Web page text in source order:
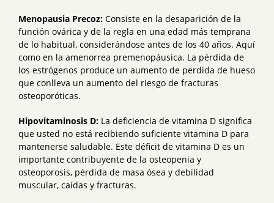
Menopausia Precoz: Consiste en la desaparición de la
función ovárica y de la regla en una edad más temprana
de lo habitual, considerándose antes de los 40 años. Aquí
como en la amenorrea premenopáusica. La pérdida de
los estrógenos produce un aumento de perdida de hueso
que conlleva un aumento del riesgo de fracturas
osteoporóticas.
Hipovitaminosis D: La deficiencia de vitamina D significa
que usted no está recibiendo suficiente vitamina D para
mantenerse saludable. Este déficit de vitamina D es un
importante contribuyente de la osteopenia y
osteoporosis, pérdida de masa ósea y debilidad
muscular, caídas y fracturas.